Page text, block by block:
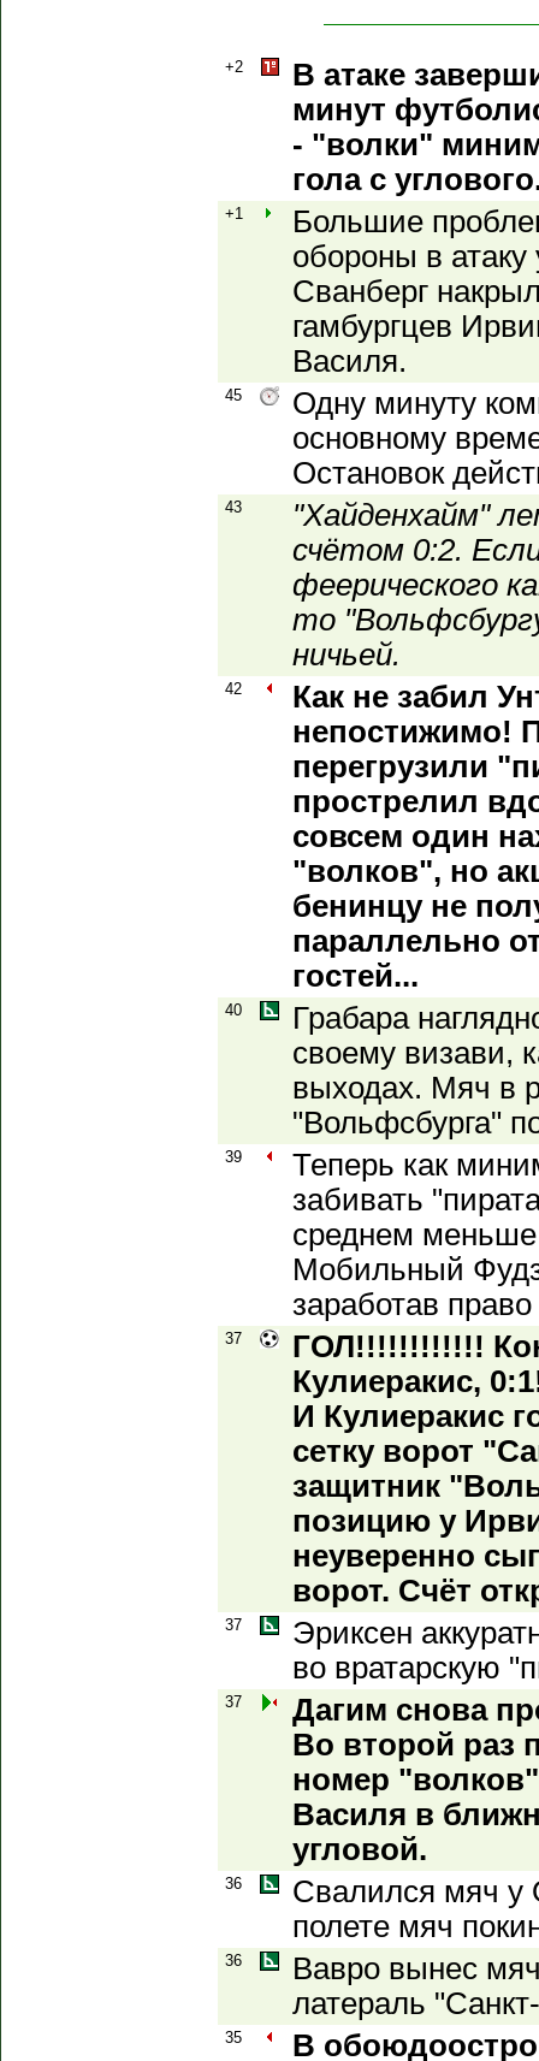
+2
В атаке
минут
- "волки"
гола с
+1
Большие
обороны в
Сванберг
гамбургцев
Василя.
45
Одну минуту
основному
Остановок
43
"Хайденхайм"
счётом 0:2.
феерического
то
ничьей.
42
Как не забил
непостижимо!
перегрузили
прострелил
совсем один
"волков", но
бенинцу не
параллельно
гостей...
40
Грабара
своему визави,
выходах. Мяч в
"Вольфсбурга"
39
Теперь как
забивать
среднем меньше
Мобильный
заработав
37
ГОЛ!!!!!!!!!!!!
Кулиеракис,
И Кулиеракис
сетку ворот
защитник
позицию у
неуверенно
ворот. Счёт
37
Эриксен
во вратарскую
37
Дагим снова
Во второй раз
номер
Василя в
угловой.
36
Свалился мяч у
полете мяч
36
Вавро вынес
латераль
35 В